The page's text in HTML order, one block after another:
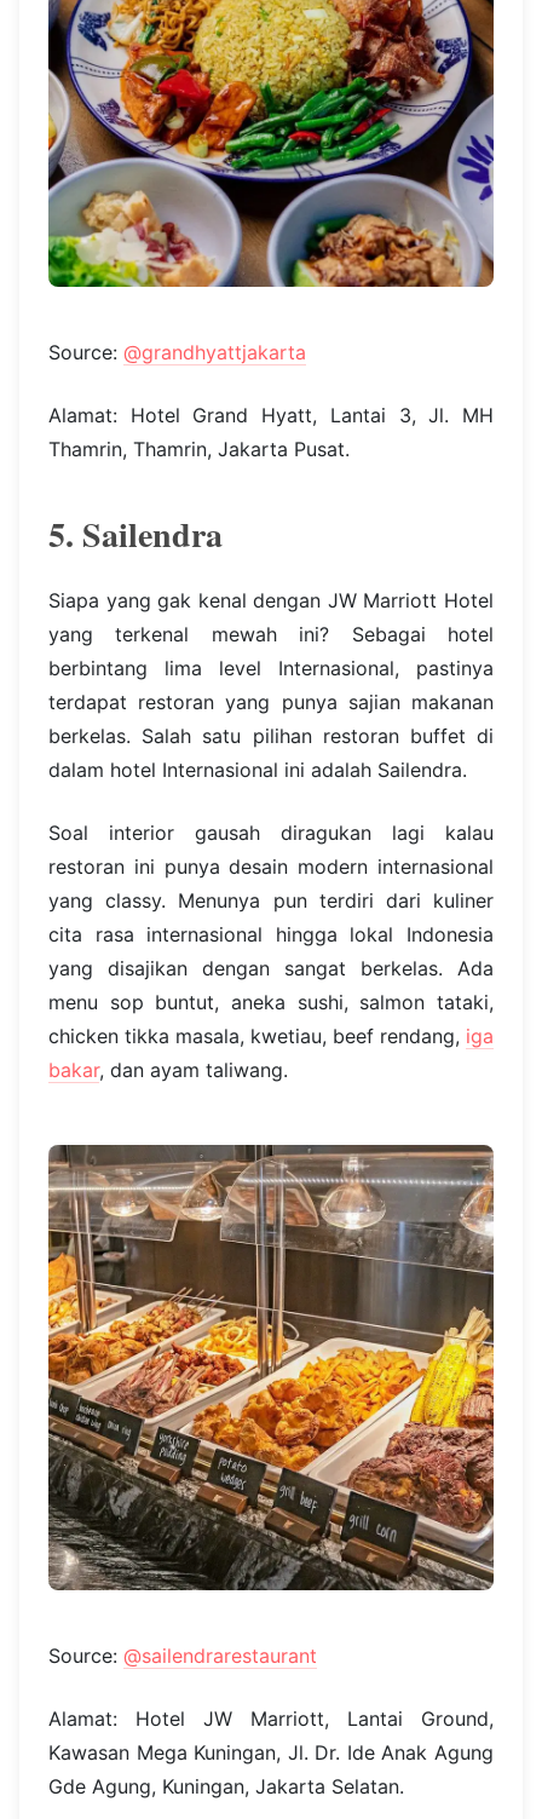
Source: @grandhyattjakarta
Alamat: Hotel Grand Hyatt, Lantai 3, Jl. MH
Thamrin, Thamrin, Jakarta Pusat.
5. Sailendra
Siapa yang gak kenal dengan JW Marriott Hotel
yang terkenal mewah ini? Sebagai hotel
berbintang lima level Internasional, pastinya
terdapat restoran yang punya sajian makanan
berkelas. Salah satu pilihan restoran buffet di
dalam hotel Internasional ini adalah Sailendra.
Soal interior gausah diragukan lagi kalau
restoran ini punya desain modern internasional
yang classy. Menunya pun terdiri dari kuliner
cita rasa internasional hingga lokal Indonesia
yang disajikan dengan sangat berkelas. Ada
menu sop buntut, aneka sushi, salmon tataki,
chicken tikka masala, kwetiau, beef rendang, iga
bakar, dan ayam taliwang.
Source: @sailendrarestaurant
Alamat: Hotel JW Marriott, Lantai Ground,
Kawasan Mega Kuningan, Jl. Dr. Ide Anak Agung
Gde Agung, Kuningan, Jakarta Selatan.